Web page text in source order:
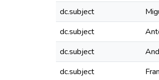
dc.subject
dc.subject
dc.subject
dc.subject